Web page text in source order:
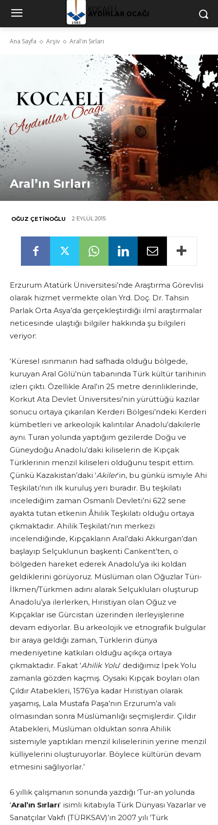
Ana Sayfa Arşiv Aral'ın Sırları
Aral’ın Sırları
OĞUZ ÇETINOĞLU 2 EYLÜL 2015
Erzurum Atatürk Üniversitesi’nde Araştırma Görevlisi
olarak hizmet vermekte olan Yrd. Doç. Dr. Tahsin
Parlak Orta Asya’da gerçekleştirdiği ilmî araştırmalar
neticesinde ulaştığı bilgiler hakkında şu bilgileri
veriyor:
‘Küresel ısınmanın had safhada olduğu bölgede,
kuruyan Aral Gölü’nün tabanında Türk kültür tarihinin
izleri çıktı. Özellikle Aral’ın 25 metre derinliklerinde,
Korkut Ata Devlet Üniversitesi’nin yürüttüğü kazılar
sonucu ortaya çıkarılan Kerderi Bölgesi’ndeki Kerderi
kümbetleri ve arkeolojik kalıntılar Anadolu’dakilerle
aynı. Turan yolunda yaptığım gezilerde Doğu ve
Güneydoğu Anadolu’daki kiliselerin de Kıpçak
Türklerinin menzil kiliseleri olduğunu tespit ettim.
Çünkü Kazakistan’daki ‘Akiler‘in, bu günkü ismiyle Ahi
Teşkilatı’nın ilk kuruluş yeri buradır. Bu teşkilatı
incelediğim zaman Osmanlı Devleti’ni 622 sene
ayakta tutan etkenin Âhilik Teşkilatı olduğu ortaya
çıkmaktadır. Ahilik Teşkilatı’nın merkezi
incelendiğinde, Kıpçakların Aral’daki Akkurgan’dan
başlayıp Selçuklunun başkenti Cankent’ten, o
bölgeden hareket ederek Anadolu’ya iki koldan
geldiklerini görüyoruz. Müslüman olan Oğuzlar Türi-
İlkmen/Türkmen adını alarak Selçukluları oluşturup
Anadolu’ya ilerlerken, Hıristiyan olan Oğuz ve
Kıpçaklar ise Gürcistan üzerinden ilerleyişlerine
devam ediyorlar. Bu arkeolojik ve etnografik bulgular
bir araya geldiği zaman, Türklerin dünya
medeniyetine katkıları olduğu açıkça ortaya
çıkmaktadır. Fakat ‘Ahilik Yolu‘ dediğimiz İpek Yolu
zamanla gözden kaçmış. Oysaki Kıpçak boyları olan
Çıldır Atabekleri, 1576’ya kadar Hıristiyan olarak
yaşamış, Lala Mustafa Paşa’nın Erzurum’a vali
olmasından sonra Müslümanlığı seçmişlerdir. Çıldır
Atabekleri, Müslüman olduktan sonra Ahilik
sistemiyle yaptıkları menzil kiliselerinin yerine menzil
külliyelerini oluşturuyorlar. Böylece kültürün devam
etmesini sağlıyorlar.’
6 yıllık çalışmanın sonunda yazdığı ‘Tur-an yolunda
‘Aral’ın Sırları‘ isimli kitabıyla Türk Dünyası Yazarlar ve
Sanatçılar Vakfı (TÜRKSAV)’ın 2007 yılı ‘Türk